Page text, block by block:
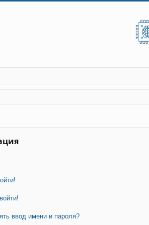
ввод имени и пароля?